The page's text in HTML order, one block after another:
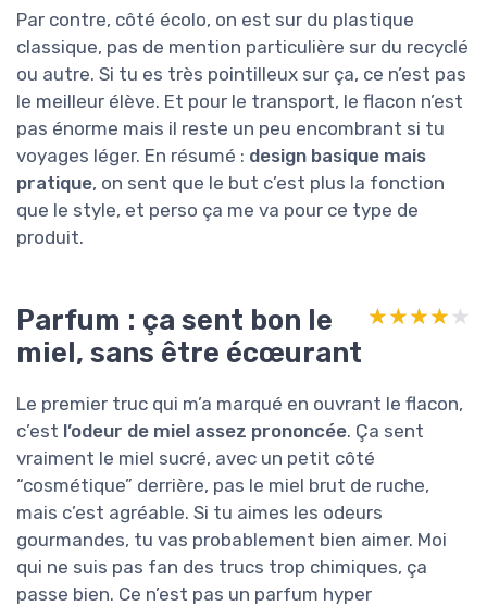
Par contre, côté écolo, on est sur du plastique
classique, pas de mention particulière sur du recyclé
ou autre. Si tu es très pointilleux sur ça, ce n’est pas
le meilleur élève. Et pour le transport, le flacon n’est
pas énorme mais il reste un peu encombrant si tu
voyages léger. En résumé : design basique mais
pratique, on sent que le but c’est plus la fonction
que le style, et perso ça me va pour ce type de
produit.
Parfum : ça sent bon le
miel, sans être écœurant
★★★★★
★★★★★
Le premier truc qui m’a marqué en ouvrant le flacon,
c’est l’odeur de miel assez prononcée. Ça sent
vraiment le miel sucré, avec un petit côté
“cosmétique” derrière, pas le miel brut de ruche,
mais c’est agréable. Si tu aimes les odeurs
gourmandes, tu vas probablement bien aimer. Moi
qui ne suis pas fan des trucs trop chimiques, ça
passe bien. Ce n’est pas un parfum hyper